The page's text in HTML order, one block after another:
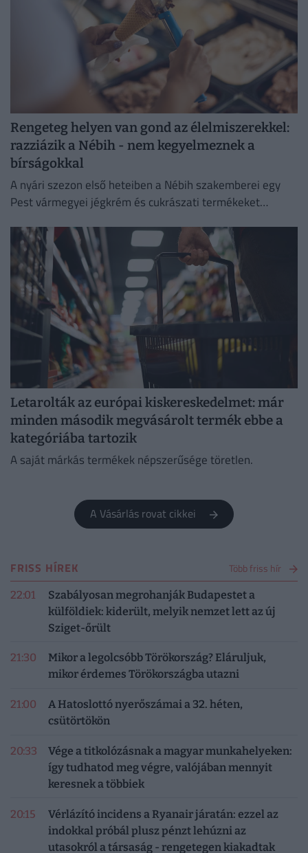
Rengeteg helyen van gond az élelmiszerekkel:
razziázik a Nébih - nem kegyelmeznek a
bírságokkal
A nyári szezon első heteiben a Nébih szakemberei egy
Pest vármegyei jégkrém és cukrászati termékeket
Letarolták az európai kiskereskedelmet: már
minden második megvásárolt termék ebbe a
kategóriába tartozik
A saját márkás termékek népszerűsége töretlen.
A Vásárlás rovat cikkei
FRISS HÍREK Több friss hír
22:01
Szabályosan megrohanják Budapestet a
külföldiek: kiderült, melyik nemzet lett az új
Sziget-őrült
21:30
Mikor a legolcsóbb Törökország? Eláruljuk,
mikor érdemes Törökországba utazni
21:00
A Hatoslottó nyerőszámai a 32. héten,
csütörtökön
20:33
Vége a titkolózásnak a magyar munkahelyeken:
így tudhatod meg végre, valójában mennyit
keresnek a többiek
20:15
Vérlázító incidens a Ryanair járatán: ezzel az
indokkal próbál plusz pénzt lehúzni az
utasokról a társaság - rengetegen kiakadtak